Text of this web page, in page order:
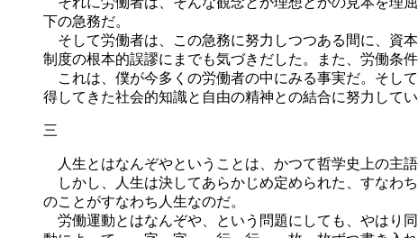
下の急務だ。
そして労働者は、この急務に努力しつつある間に、資
制度の根本的誤謬にまでも気づきだした。また、労働条
これは、僕が今多くの労働者の中にみる事実だ。そし
得してきた社会的知識と自由の精神との結合に努力して
三
人生とはなんぞやということは、かつて哲学史上の主
しかし、人生は決してあらかじめ定められた、すなわ
のことがすなわち人生なのだ。
労働運動とはなんぞや、という問題にしても、やはり